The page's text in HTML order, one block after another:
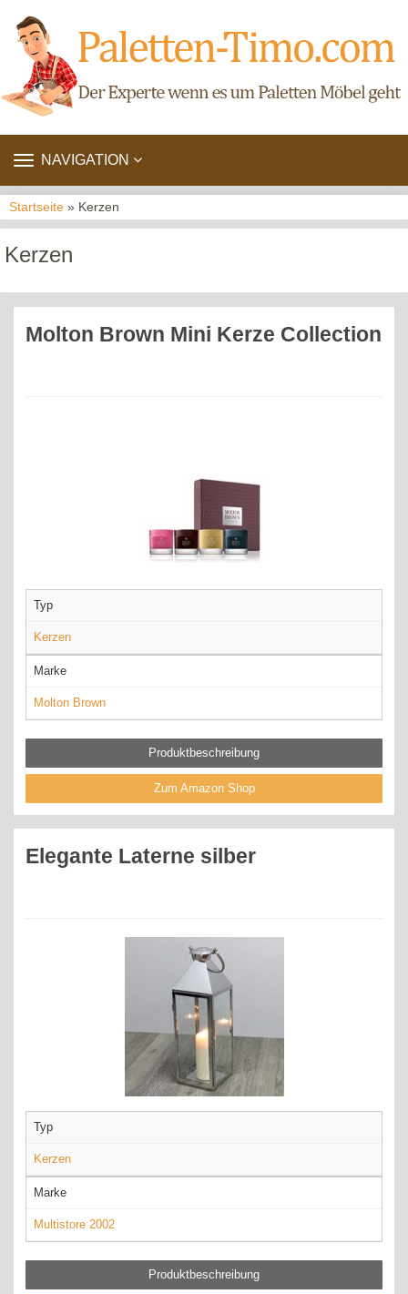
TOGGLE
NAVIGATION
Startseite » Kerzen
Kerzen
Molton Brown Mini Kerze Collection
Typ
Kerzen
Marke
Molton Brown
Produktbeschreibung
Zum Amazon Shop
Elegante Laterne silber
Typ
Kerzen
Marke
Multistore 2002
Produktbeschreibung